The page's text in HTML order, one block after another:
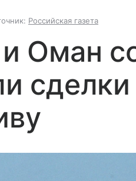
Российская газета
Оман